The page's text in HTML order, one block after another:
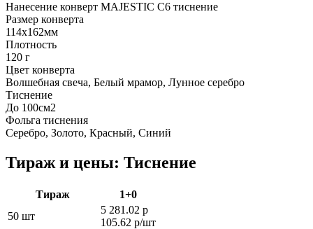
Нанесение конверт MAJESTIC С6 тиснение
Размер конверта
114х162мм
Плотность
120 г
Цвет конверта
Волшебная свеча, Белый мрамор, Лунное серебро
Тиснение
До 100см2
Фольга тиснения
Серебро, Золото, Красный, Синий
Тираж и цены: Тиснение
Тираж
1+0
50 шт
5 281.02 р
105.62 р/шт